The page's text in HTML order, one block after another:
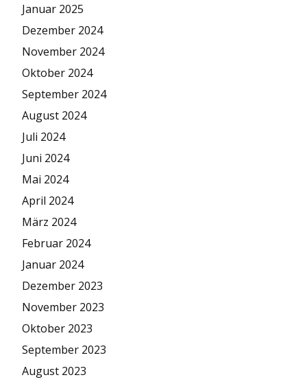
Januar 2025
Dezember 2024
November 2024
Oktober 2024
September 2024
August 2024
Juli 2024
Juni 2024
Mai 2024
April 2024
März 2024
Februar 2024
Januar 2024
Dezember 2023
November 2023
Oktober 2023
September 2023
August 2023